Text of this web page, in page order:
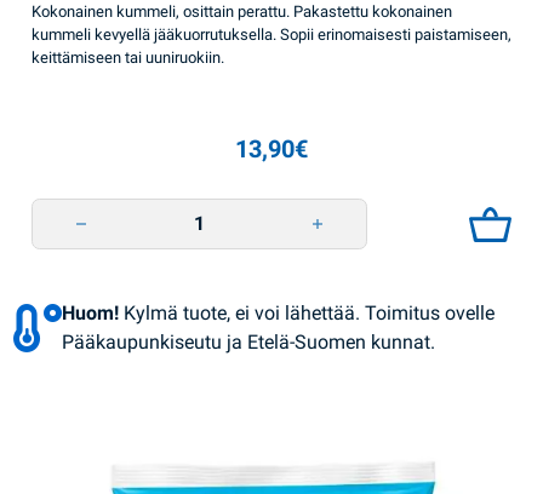
Kokonainen kummeli, osittain perattu. Pakastettu kokonainen
kummeli kevyellä jääkuorrutuksella. Sopii erinomaisesti paistamiseen,
keittämiseen tai uuniruokiin.
13,90€
Huom! Kylmä tuote, ei voi lähettää. Toimitus ovelle
Pääkaupunkiseutu ja Etelä-Suomen kunnat.